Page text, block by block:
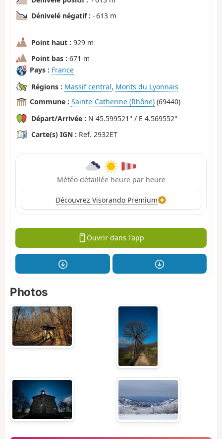
Dénivelé négatif : - 613 m
Point haut : 929 m
Point bas : 671 m
Pays : France
Régions : Massif central, Monts du Lyonnais
Commune : Sainte-Catherine (Rhône) (69440)
Départ/Arrivée : N 45.599521° / E 4.569552°
Carte(s) IGN : Ref. 2932ET
Météo détaillée heure par heure
Découvrez Visorando Premium
Ouvrir dans l'app
Photos